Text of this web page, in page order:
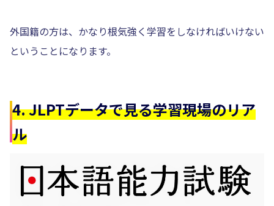
外国籍の方は、かなり根気強く学習をしなければいけない
ということになります。
4. JLPTデータで見る学習現場のリア
ル